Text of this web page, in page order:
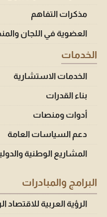
مذكرات التفاهم
العضوية في اللجان
الخدمات
الخدمات الاستشارية
بناء القدرات
أدوات ومنصات
دعم السياسات العامة
المشاريع الوطنية
البرامج والمبادرات
الرؤية العربية للاقتصاد